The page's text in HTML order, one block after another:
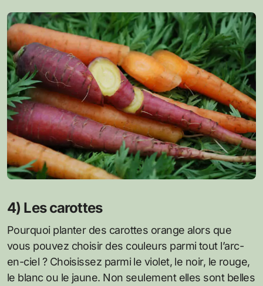
4) Les carottes
Pourquoi planter des carottes orange alors que
vous pouvez choisir des couleurs parmi tout l’arc-
en-ciel ? Choisissez parmi le violet, le noir, le rouge,
le blanc ou le jaune. Non seulement elles sont belles